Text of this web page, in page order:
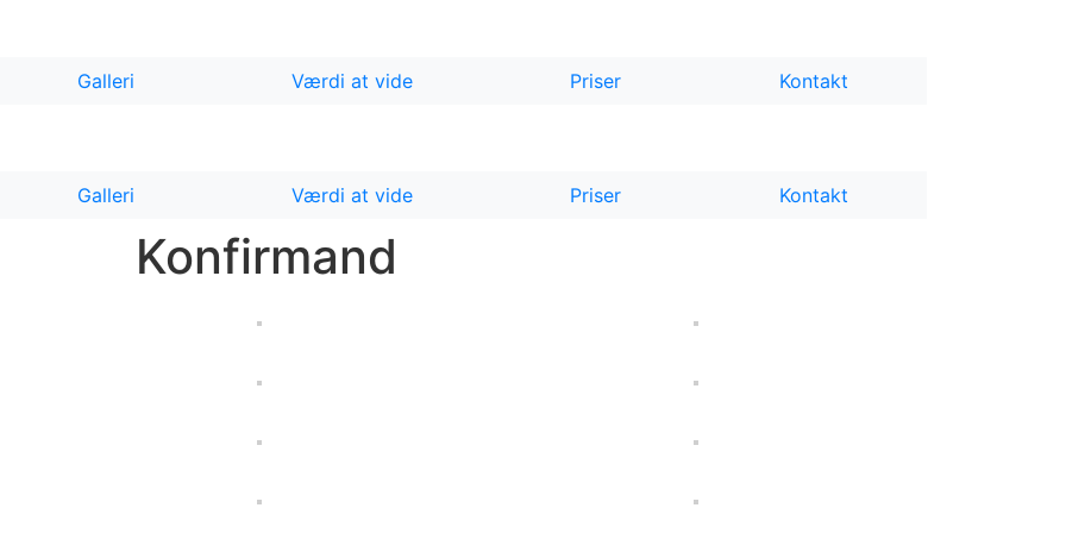
Galleri Værdi at vide Priser Kontakt
Galleri Værdi at vide Priser Kontakt
Konfirmand